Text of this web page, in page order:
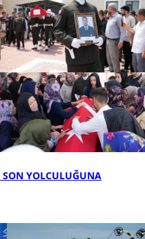
YOLCULUĞUNA